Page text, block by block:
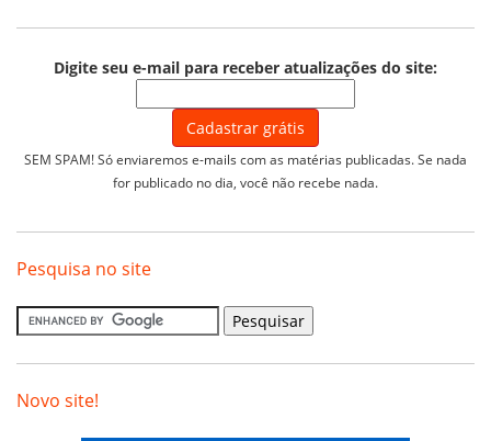
Digite seu e-mail para receber atualizações do site:
SEM SPAM! Só enviaremos e-mails com as matérias publicadas. Se nada
for publicado no dia, você não recebe nada.
Pesquisa no site
Novo site!